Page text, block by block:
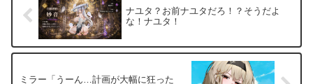
ナユタ？お前ナユタだろ！？そうだよ
な！ナユタ！
ミラー「うーん…計画が大幅に狂った